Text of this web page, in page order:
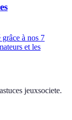
à nos 7
et les
astuces jeuxsociete.